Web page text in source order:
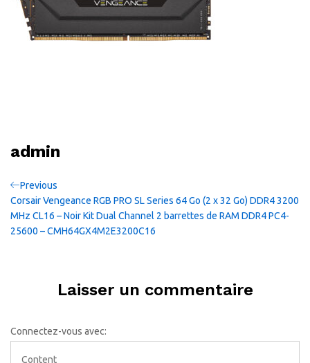
admin
Navigation
de
l’article
Previous
Post
Previous
Corsair Vengeance RGB PRO SL Series 64 Go (2 x 32 Go) DDR4 3200
MHz CL16 – Noir Kit Dual Channel 2 barrettes de RAM DDR4 PC4-
25600 – CMH64GX4M2E3200C16
Laisser un commentaire
Connectez-vous avec: